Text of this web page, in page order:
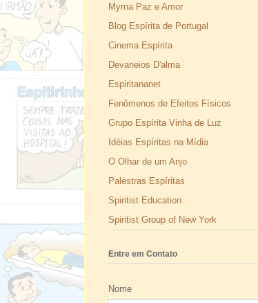
Myrna Paz e Amor
Blog Espírita de Portugal
Cinema Espírita
Devaneios D'alma
Espiritananet
Fenômenos de Efeitos Físicos
Grupo Espírita Vinha de Luz
Idéias Espíritas na Mídia
O Olhar de um Anjo
Palestras Espíritas
Spiritist Education
Spiritist Group of New York
Entre em Contato
Nome